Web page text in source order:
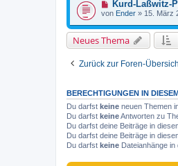
Kurd-Laßwitz-
von Ender » 15. März
Neues Thema
Zurück zur Foren-
BERECHTIGUNGEN IN
Du darfst keine neuen Themen
Du darfst keineAntworten zu
Du darfst deine Beiträge in
Du darfst deine Beiträge in
Du darfst keine Dateianhänge